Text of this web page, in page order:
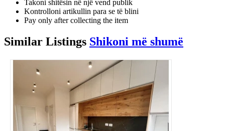
Takoni shitësin në një vend publik
Kontrolloni artikullin para se të blini
Pay only after collecting the item
Similar Listings Shikoni më shumë